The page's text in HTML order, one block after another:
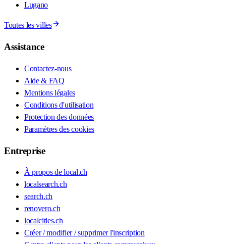
Lugano
Toutes les villes
Assistance
Contactez-nous
Aide & FAQ
Mentions légales
Conditions d'utilisation
Protection des données
Paramètres des cookies
Entreprise
À propos de local.ch
localsearch.ch
search.ch
renovero.ch
localcities.ch
Créer / modifier / supprimer l'inscription